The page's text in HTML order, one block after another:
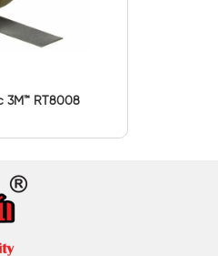
3M™ RT8008